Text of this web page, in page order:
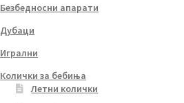
Безбедносни апарати
Дубаци
Игрални
Колички за бебиња
Летни колички